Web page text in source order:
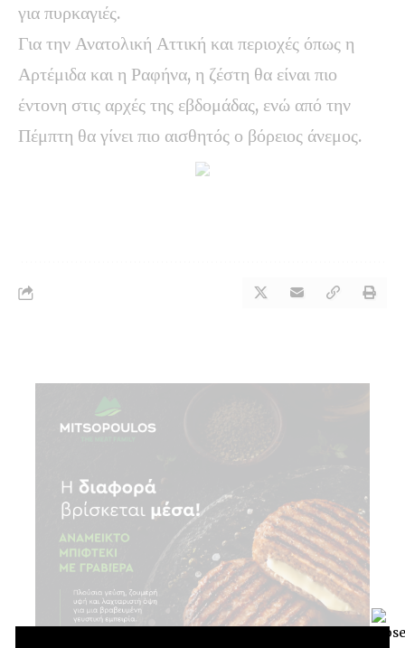
για πυρκαγιές.
Για την Ανατολική Αττική και περιοχές όπως η
Αρτέμιδα και η Ραφήνα, η ζέστη θα είναι πιο
έντονη στις αρχές της εβδομάδας, ενώ από την
Πέμπτη θα γίνει πιο αισθητός ο βόρειος άνεμος.